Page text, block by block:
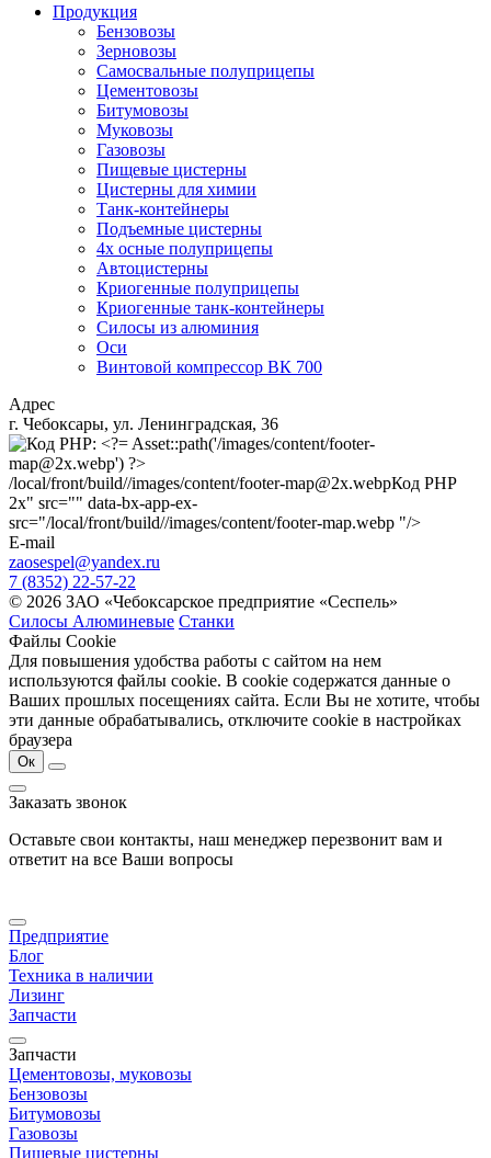
Продукция
Бензовозы
Зерновозы
Самосвальные полуприцепы
Цементовозы
Битумовозы
Муковозы
Газовозы
Пищевые цистерны
Цистерны для химии
Танк-контейнеры
Подъемные цистерны
4х осные полуприцепы
Автоцистерны
Криогенные полуприцепы
Криогенные танк-контейнеры
Силосы из алюминия
Оси
Винтовой компрессор ВК 700
Адрес
г. Чебоксары, ул. Ленинградская, 36
/local/front/build//images/content/footer-map@2x.webpКод PHP
2x" src="" data-bx-app-ex-
src="/local/front/build//images/content/footer-map.webp "/>
E-mail
zaosespel@yandex.ru
7 (8352) 22-57-22
© 2026 ЗАО «Чебоксарское предприятие «Сеспель»
Силосы Алюминевые Станки
Файлы Cookie
Для повышения удобства работы с сайтом на нем
используются файлы cookie. В cookie содержатся данные о
Ваших прошлых посещениях сайта. Если Вы не хотите, чтобы
эти данные обрабатывались, отключите cookie в настройках
браузера
Ок
Заказать звонок
Оставьте свои контакты, наш менеджер перезвонит вам и
ответит на все Ваши вопросы
Предприятие
Блог
Техника в наличии
Лизинг
Запчасти
Запчасти
Цементовозы, муковозы
Бензовозы
Битумовозы
Газовозы
Пищевые цистерны